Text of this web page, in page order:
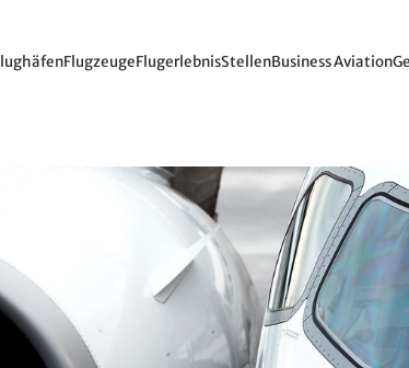
FlugzeugeFlugerlebnisStellenBusiness Aviation